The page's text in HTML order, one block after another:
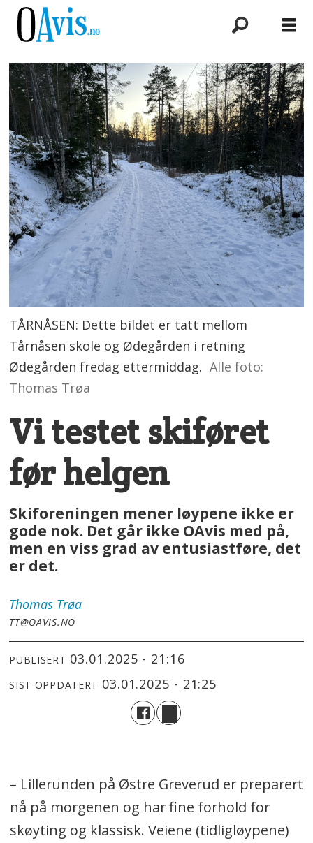
TÅRNÅSEN: Dette bildet er tatt mellom
Tårnåsen skole og Ødegården i retning
Ødegården fredag ettermiddag. Alle foto:
Thomas Trøa
Vi testet skiføret
før helgen
Skiforeningen mener løypene ikke er
gode nok. Det går ikke OAvis med på,
men en viss grad av entusiastføre, det
er det.
Thomas Trøa
TT@OAVIS.NO
PUBLISERT 03.01.2025 - 21:16
SIST OPPDATERT 03.01.2025 - 21:25
– Lillerunden på Østre Greverud er preparert
nå på morgenen og har fine forhold for
skøyting og klassisk. Veiene (tidligløypene)